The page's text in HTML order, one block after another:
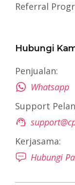
Referral
Hubungi
Penjualan:
Whatsapp
Support
Kerjasama:
Hubungi